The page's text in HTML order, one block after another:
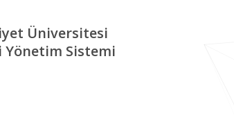
Üniversitesi
Yönetim Sistemi